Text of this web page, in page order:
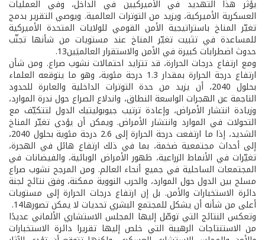
يؤثر هذا التهديد في الأميركيين في الداخل، وفي العمليات
العسكرية الأميركية، ويزيد من التوترات العالمية. ويوصي التقرير بدمج
تغيّر المناخ باستراتيجية الأمن القومي للولايات المتحدة الأميركية
للمساعدة في تثبيت تغيّر المناخ عند مستويات من شأنها تجنّب
حدوث اضطرابات كبيرة في الأمن والاستقرار العالميَين13.
ومع ارتفاع درجات الحرارة، قد تتزايد احتمالات نشوب صراع. ومن شأن
ارتفاع درجة الحرارة بمقدار 1.3 درجة مئوية، وهو ما يتوقعه العلماء
بحلول 2040، أن يزيد من حدة التوترات الداخلية والعابرة للحدود
الناجمة عن الهجرات الواسعة النطاق، واندلاع الصراع حول ندرة الموارد،
وزيادة انتشار الأمراض، وإعادة ترتيب جيوبوليتيك الدول لتتكيّف مع
التحولات في الموارد وانتشار الأمراض. ويمكن أن يؤدي تغيّر المناخ
الشديد، إذا ما ارتفعت درجة الحرارة إلى 2.6 درجة مئوية بحلول 2040،
إلى أحداث مجتمعية ضخمة، بما في ذلك ارتفاع هائل في الهجرة،
تغيّرات في الأنماط الزراعية، ظهور الأمراض الوبائية، والفيضانات في
المجتمعات الساحلية في جميع أنحاء العالم. ومن المرجح نشوب صراع
مسلح بين الدول حول الموارد، والحرب النووية ممكنة، وفق نتائج لجنة
دائرة الاستخبارات والأمن. بل إن ارتفاع درجات الحرارة إلى مستويات
أعلى من شأنه أن يشكل للمجتمع البشري تحديات لا يمكن تصورها14.
وتعكس النتائج التي توصّل إليها المجلس الاستشاري الألماني عديدًا
من الاستنتاجات الرهيبة التي خلص إليها تقريرا دائرة الاستخبارات